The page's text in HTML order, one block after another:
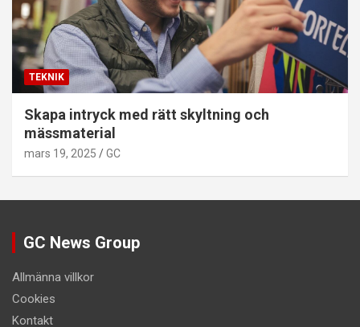
TEKNIK
Skapa intryck med rätt skyltning och
mässmaterial
mars 19, 2025 GC
GC News Group
Allmänna villkor
Cookies
Kontakt